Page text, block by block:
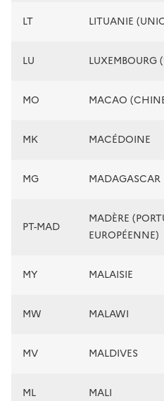
LT LITUANIE
LU LUXEMBOURG
MO MACAO
MK MACÉDOINE
MG MADAGASCAR
PT-MAD
MADÈRE
EUROPÉENNE)
MY MALAISIE
MW MALAWI
MV MALDIVES
ML MALI